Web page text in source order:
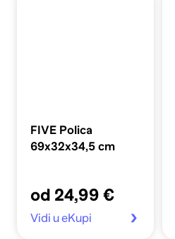
FIVE Polica
69x32x34,5 cm
od 24,99 €
Vidi u eKupi